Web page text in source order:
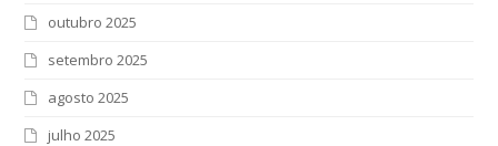
outubro 2025
setembro 2025
agosto 2025
julho 2025